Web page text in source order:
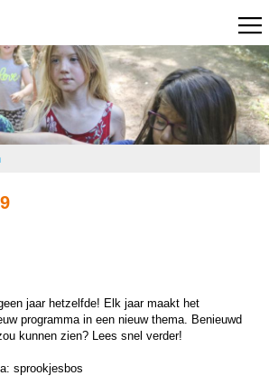
algemene
inhoud
gaan
jaar hetzelfde! Elk jaar maakt het
programma in een nieuw thema. Benieuwd
kunnen zien? Lees snel verder!
sprookjesbos